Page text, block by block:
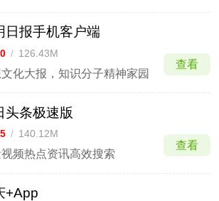
日报手机客户端
/ 126.43M
化大报，知识分子精神家园
查看
头条极速版
/ 140.12M
频热点资讯高效搜索
查看
+App